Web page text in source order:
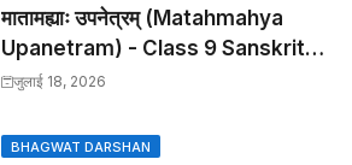
मातामह्याः उपनेत्रम् (Matahmahya
Upanetram) - Class 9 Sanskrit
Chapter 2 Translation &
जुलाई 18, 2026
BHAGWAT DARSHAN